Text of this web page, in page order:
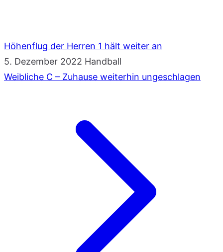
Höhenflug der Herren 1 hält weiter an
5. Dezember 2022 Handball
Weibliche C – Zuhause weiterhin ungeschlagen